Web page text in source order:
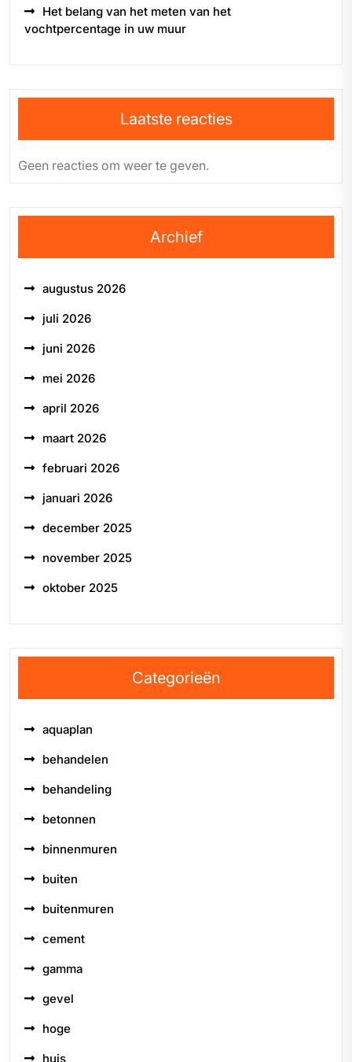
Het belang van het meten van het
vochtpercentage in uw muur
Laatste reacties
Geen reacties om weer te geven.
Archief
augustus 2026
juli 2026
juni 2026
mei 2026
april 2026
maart 2026
februari 2026
januari 2026
december 2025
november 2025
oktober 2025
Categorieën
aquaplan
behandelen
behandeling
betonnen
binnenmuren
buiten
buitenmuren
cement
gamma
gevel
hoge
huis